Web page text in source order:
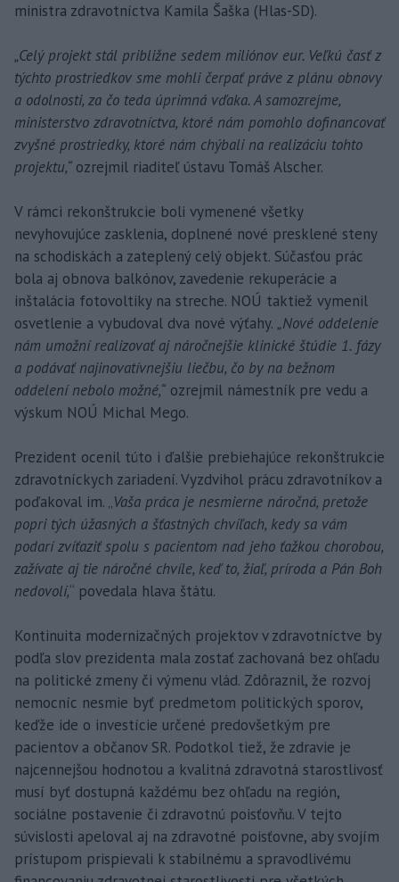
ministra zdravotníctva Kamila Šaška (Hlas-SD).
„Celý projekt stál približne sedem miliónov eur. Veľkú časť z
týchto prostriedkov sme mohli čerpať práve z plánu obnovy
a odolnosti, za čo teda úprimná vďaka. A samozrejme,
ministerstvo zdravotníctva, ktoré nám pomohlo dofinancovať
zvyšné prostriedky, ktoré nám chýbali na realizáciu tohto
projektu,“ ozrejmil riaditeľ ústavu Tomáš Alscher.
V rámci rekonštrukcie boli vymenené všetky
nevyhovujúce zasklenia, doplnené nové presklené steny
na schodiskách a zateplený celý objekt. Súčasťou prác
bola aj obnova balkónov, zavedenie rekuperácie a
inštalácia fotovoltiky na streche. NOÚ taktiež vymenil
osvetlenie a vybudoval dva nové výťahy. „Nové oddelenie
nám umožní realizovať aj náročnejšie klinické štúdie 1. fázy
a podávať najinovatívnejšiu liečbu, čo by na bežnom
oddelení nebolo možné,“ ozrejmil námestník pre vedu a
výskum NOÚ Michal Mego.
Prezident ocenil túto i ďalšie prebiehajúce rekonštrukcie
zdravotníckych zariadení. Vyzdvihol prácu zdravotníkov a
poďakoval im. „Vaša práca je nesmierne náročná, pretože
popri tých úžasných a šťastných chvíľach, kedy sa vám
podarí zvíťaziť spolu s pacientom nad jeho ťažkou chorobou,
zažívate aj tie náročné chvíle, keď to, žiaľ, príroda a Pán Boh
nedovolí,“ povedala hlava štátu.
Kontinuita modernizačných projektov v zdravotníctve by
podľa slov prezidenta mala zostať zachovaná bez ohľadu
na politické zmeny či výmenu vlád. Zdôraznil, že rozvoj
nemocníc nesmie byť predmetom politických sporov,
keďže ide o investície určené predovšetkým pre
pacientov a občanov SR. Podotkol tiež, že zdravie je
najcennejšou hodnotou a kvalitná zdravotná starostlivosť
musí byť dostupná každému bez ohľadu na región,
sociálne postavenie či zdravotnú poisťovňu. V tejto
súvislosti apeloval aj na zdravotné poisťovne, aby svojím
prístupom prispievali k stabilnému a spravodlivému